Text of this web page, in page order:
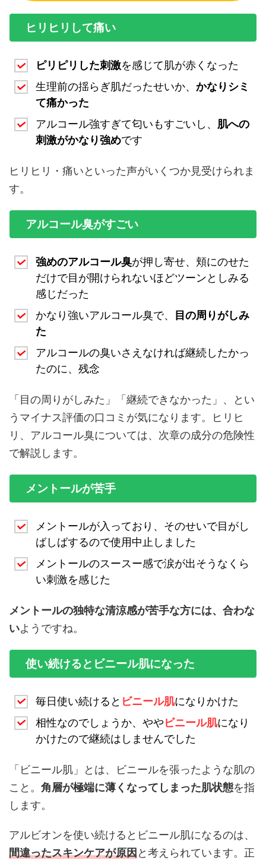
ヒリヒリして痛い
ピリピリした刺激を感じて肌が赤くなった
生理前の揺らぎ肌だったせいか、 かなりシミ
て痛かった
アルコール強すぎて匂いもすごいし、 肌への
刺激がかなり強めです
ヒリヒリ・痛いといった声がいくつか見受けられま
す。
アルコール臭がすごい
強めのアルコール臭が押し寄せ、頬にのせた
だけで目が開けられないほどツーンとしみる
感じだった
かなり強いアルコール臭で、 目の周りがしみ
た
アルコールの臭いさえなければ継続したかっ
たのに、残念
「目の周りがしみた」「継続できなかった」、とい
うマイナス評価の口コミが気になります。ヒリヒ
リ、アルコール臭については、次章の成分の危険性
で解説します。
メントールが苦手
メントールが入っており、そのせいで目がし
ばしばするので使用中止しました
メントールのスースー感で涙が出そうなくら
い刺激を感じた
メントールの独特な清涼感が苦手な方には、合わな
いようですね。
使い続けるとビニール肌になった
毎日使い続けると ビニール肌になりかけた
相性なのでしょうか、ややビニール肌になり
かけたので継続はしませんでした
「ビニール肌」とは、ビニールを張ったような肌の
こと。 角層が極端に薄くなってしまった肌状態を指
します。
アルビオンを使い続けるとビニール肌になるのは、
間違ったスキンケアが原因と考えられています。正